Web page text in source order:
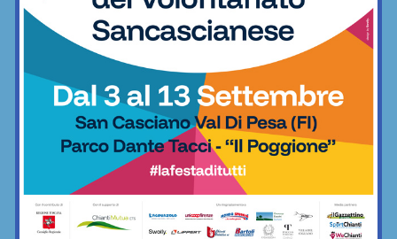
Tie-break con il sorriso per la Serie B2 del
Chianti Volley:...